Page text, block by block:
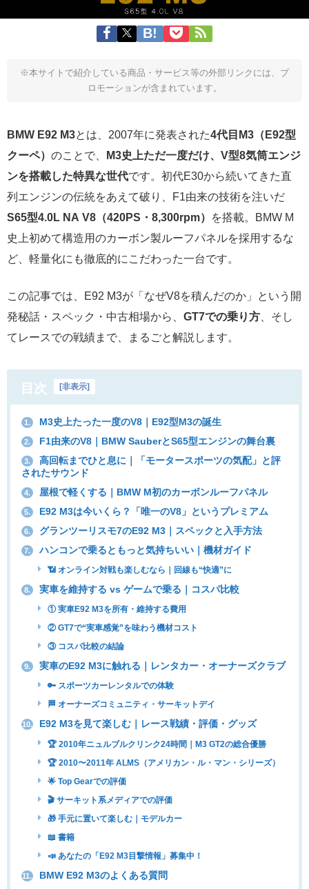
※本サイトで紹介している商品・サービス等の外部リンクには、プ
ロモーションが含まれています。
BMW E92 M3とは、2007年に発表された4代目M3（E92型
クーペ） のことで、 M3史上ただ一度だけ、V型8気筒エンジ
ンを搭載した特異な世代です。初代E30から続いてきた直
列エンジンの伝統をあえて破り、F1由来の技術を注いだ
S65型4.0L NA V8（420PS・8,300rpm）
を搭載。BMW M
史上初めて構造用のカーボン製ルーフパネルを採用するな
ど、軽量化にも徹底的にこだわった一台です。
この記事では、E92 M3が「なぜV8を積んだのか」という開
発秘話・スペック・中古相場から、 GT7での乗り方 、そし
てレースでの戦績まで、まるごと解説します。
目次 [非表示]
1. M3史上たった一度のV8｜E92型M3の誕生
2. F1由来のV8｜BMW SauberとS65型エンジンの舞台裏
3.
高回転までひと息に｜「モータースポーツの気配」と評
されたサウンド
4. 屋根で軽くする｜BMW M初のカーボンルーフパネル
5. E92 M3は今いくら？「唯一のV8」というプレミアム
6. グランツーリスモ7のE92 M3｜スペックと入手方法
7. ハンコンで乗るともっと気持ちいい｜機材ガイド
📶 オンライン対戦も楽しむなら｜回線も“快適”に
8. 実車を維持する vs ゲームで乗る｜コスパ比較
① 実車E92 M3を所有・維持する費用
② GT7で“実車感覚”を味わう機材コスト
③ コスパ比較の結論
9. 実車のE92 M3に触れる｜レンタカー・オーナーズクラブ
🔑 スポーツカーレンタルでの体験
🏁 オーナーズコミュニティ・サーキットデイ
10. E92 M3を見て楽しむ｜レース戦績・評価・グッズ
🏆 2010年ニュルブルクリンク24時間｜M3 GT2の総合優勝
🏆 2010〜2011年 ALMS（アメリカン・ル・マン・シリーズ）
🌟 Top Gearでの評価
🎬 サーキット系メディアでの評価
🎁 手元に置いて楽しむ｜モデルカー
📖 書籍
📣 あなたの「E92 M3目撃情報」募集中！
11. BMW E92 M3のよくある質問